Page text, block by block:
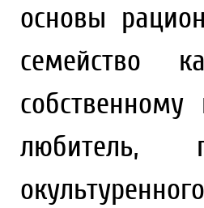
основы
семейство
любитель,